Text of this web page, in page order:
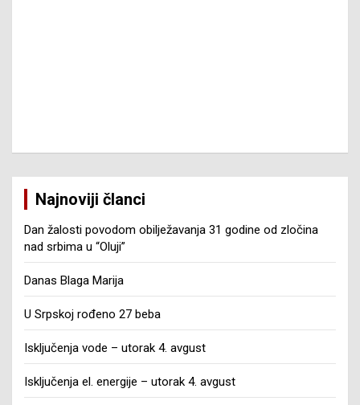
Najnoviji članci
Dan žalosti povodom obilježavanja 31 godine od zločina
nad srbima u “Oluji”
Danas Blaga Marija
U Srpskoj rođeno 27 beba
Isključenja vode – utorak 4. avgust
Isključenja el. energije – utorak 4. avgust